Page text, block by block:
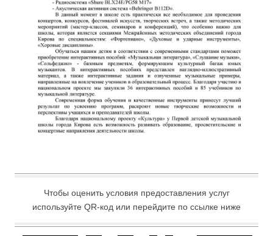
Чтобы оценить условия предоставления услуг
используйте QR-код или перейдите по ссылке ниже